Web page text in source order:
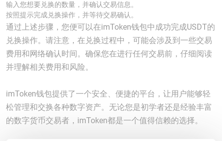
输入您想要兑换的数量，并确认交易信息。
按照提示完成兑换操作，并等待交易确认。
通过上述步骤，您便可以在imToken钱包中成功完成USDT的
兑换操作。请注意，在兑换过程中，可能会涉及到一些交易
费用和网络确认时间。确保您在进行任何交易前，仔细阅读
并理解相关费用和风险。
imToken钱包提供了一个安全、便捷的平台，让用户能够轻
松管理和交换各种数字资产。无论您是初学者还是经验丰富
的数字货币交易者，imToken都是一个值得信赖的选择。